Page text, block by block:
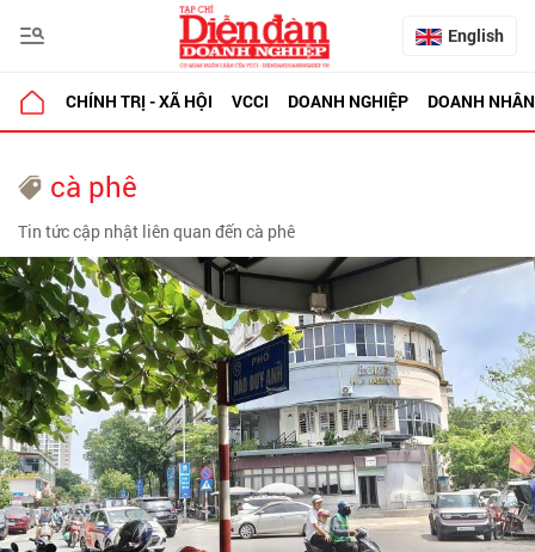
English
CHÍNH TRỊ - XÃ HỘI VCCI DOANH NGHIỆP DOANH NHÂN
cà phê
Tin tức cập nhật liên quan đến cà phê